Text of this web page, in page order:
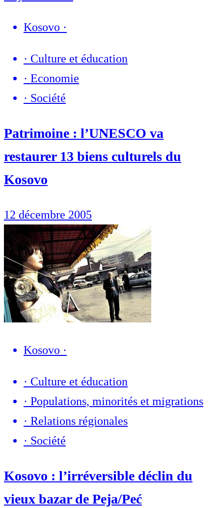
Kosovo ·
· Culture et éducation
· Economie
· Société
Patrimoine : l’UNESCO va
restaurer 13 biens culturels du
Kosovo
12 décembre 2005
Kosovo ·
· Culture et éducation
· Populations, minorités et migrations
· Relations régionales
· Société
Kosovo : l’irréversible déclin du
vieux bazar de Peja/Peć